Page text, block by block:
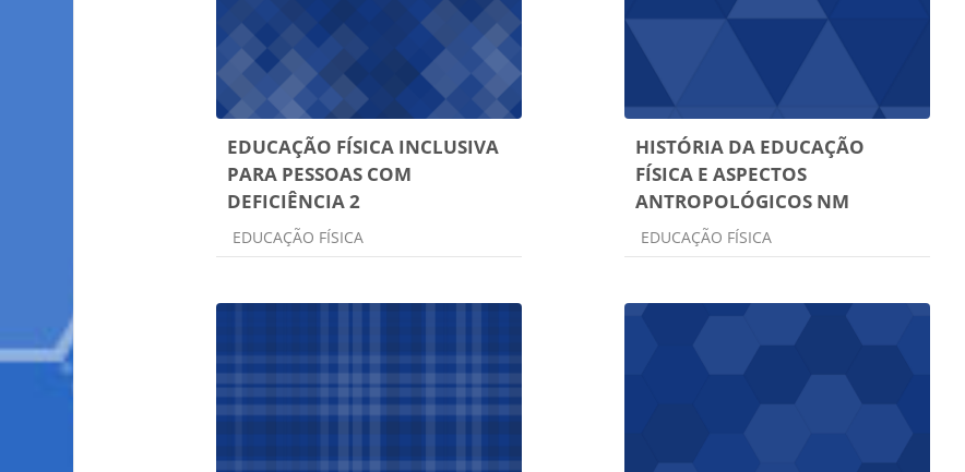
EDUCAÇÃO FÍSICA INCLUSIVA
PARA PESSOAS COM
DEFICIÊNCIA 2
Categoria do curso
EDUCAÇÃO FÍSICA
HISTÓRIA DA EDUCAÇÃO
FÍSICA E ASPECTOS
ANTROPOLÓGICOS NM
Categoria do curso
EDUCAÇÃO FÍSICA